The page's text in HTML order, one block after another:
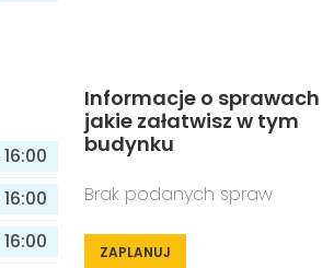
16:00
16:00
16:00
Informacje o sprawach
jakie załatwisz w tym
budynku
Brak podanych spraw
ZAPLANUJ